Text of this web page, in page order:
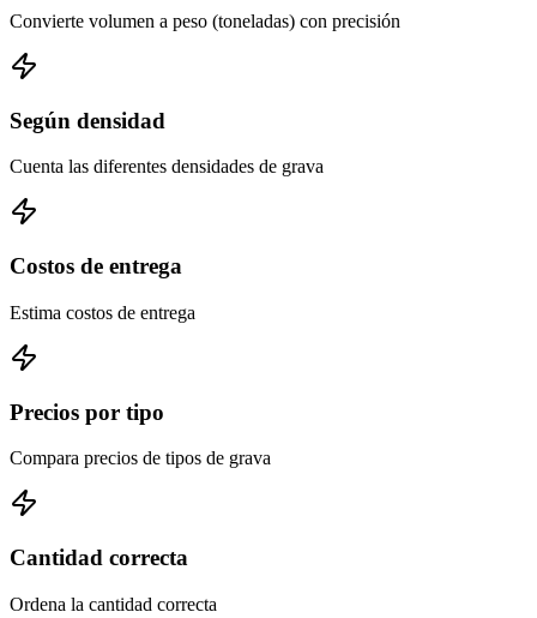
Convierte volumen a peso (toneladas) con precisión
Según densidad
Cuenta las diferentes densidades de grava
Costos de entrega
Estima costos de entrega
Precios por tipo
Compara precios de tipos de grava
Cantidad correcta
Ordena la cantidad correcta